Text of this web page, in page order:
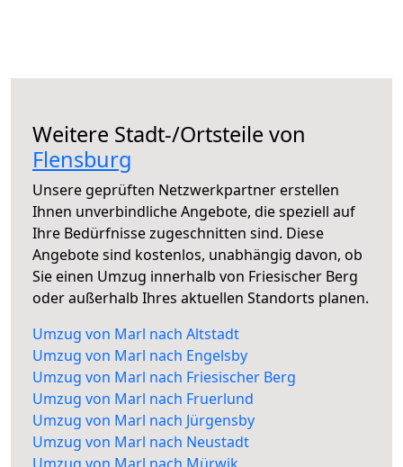
Weitere Stadt-/Ortsteile von
Flensburg
Unsere geprüften Netzwerkpartner erstellen
Ihnen unverbindliche Angebote, die speziell auf
Ihre Bedürfnisse zugeschnitten sind. Diese
Angebote sind kostenlos, unabhängig davon, ob
Sie einen Umzug innerhalb von Friesischer Berg
oder außerhalb Ihres aktuellen Standorts planen.
Umzug von Marl nach Altstadt
Umzug von Marl nach Engelsby
Umzug von Marl nach Friesischer Berg
Umzug von Marl nach Fruerlund
Umzug von Marl nach Jürgensby
Umzug von Marl nach Neustadt